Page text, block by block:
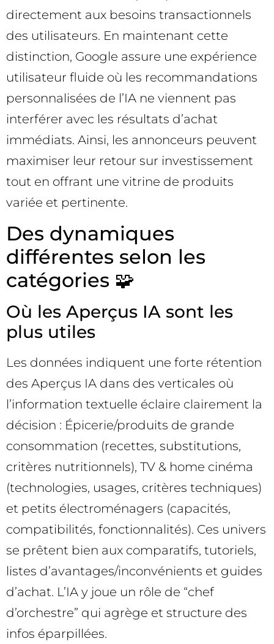
directement aux besoins transactionnels
des utilisateurs. En maintenant cette
distinction, Google assure une expérience
utilisateur fluide où les recommandations
personnalisées de l’IA ne viennent pas
interférer avec les résultats d’achat
immédiats. Ainsi, les annonceurs peuvent
maximiser leur retour sur investissement
tout en offrant une vitrine de produits
variée et pertinente.
Des dynamiques
différentes selon les
catégories 🧩
Où les Aperçus IA sont les
plus utiles
Les données indiquent une forte rétention
des Aperçus IA dans des verticales où
l’information textuelle éclaire clairement la
décision : Épicerie/produits de grande
consommation (recettes, substitutions,
critères nutritionnels), TV & home cinéma
(technologies, usages, critères techniques)
et petits électroménagers (capacités,
compatibilités, fonctionnalités). Ces univers
se prêtent bien aux comparatifs, tutoriels,
listes d’avantages/inconvénients et guides
d’achat. L’IA y joue un rôle de “chef
d’orchestre” qui agrège et structure des
infos éparpillées.